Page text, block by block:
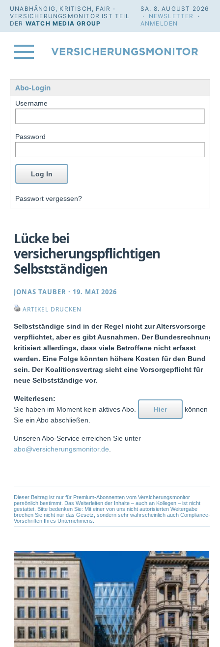
UNABHÄNGIG, KRITISCH, FAIR -
VERSICHERUNGSMONITOR IST TEIL
DER WATCH MEDIA GROUP
SA. 8. AUGUST 2026
· NEWSLETTER
·
ANMELDEN
Abo-Login
Username
Password
Passwort vergessen?
Lücke bei
versicherungspflichtigen
Selbstständigen
JONAS TAUBER · 19. MAI 2026
ARTIKEL DRUCKEN
Selbstständige sind in der Regel nicht zur Altersvorsorge
verpflichtet, aber es gibt Ausnahmen. Der Bundesrechnung
kritisiert allerdings, dass viele Betroffene nicht erfasst
werden. Eine Folge könnten höhere Kosten für den Bund
sein. Der Koalitionsvertrag sieht eine Vorsorgepflicht für
neue Selbstständige vor.
Weiterlesen:
Sie haben im Moment kein aktives Abo.
Hier
können
Sie ein Abo abschließen.
Unseren Abo-Service erreichen Sie unter
abo@versicherungsmonitor.de
Dieser Beitrag ist nur für Premium-Abonnenten vom Versicherungsmonitor
persönlich bestimmt. Das Weiterleiten der Inhalte – auch an Kollegen – ist nicht
gestattet. Bitte bedenken Sie: Mit einer von uns nicht autorisierten Weitergabe
brechen Sie nicht nur das Gesetz, sondern sehr wahrscheinlich auch Compliance-
Vorschriften Ihres Unternehmens.